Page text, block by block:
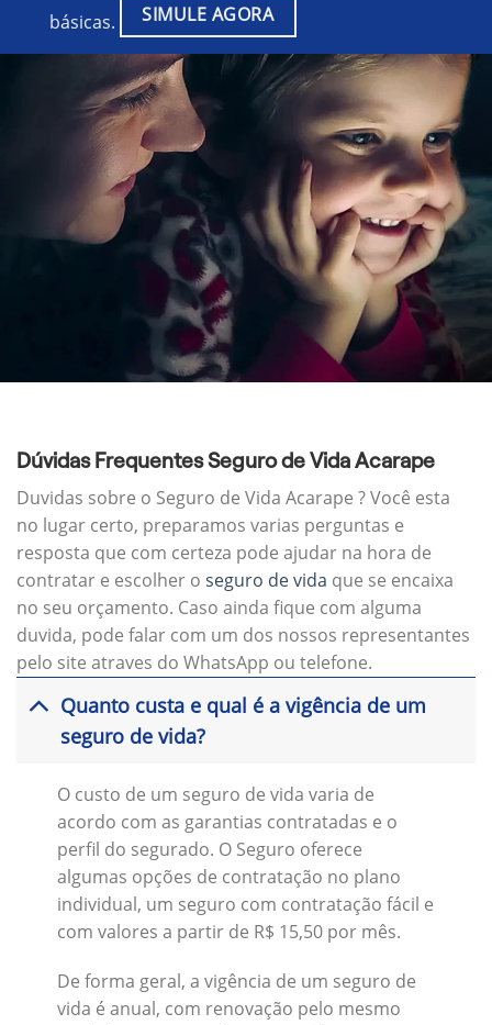
básicas.
SIMULE AGORA
Dúvidas Frequentes Seguro de Vida Acarape
Duvidas sobre o Seguro de Vida Acarape ? Você esta
no lugar certo, preparamos varias perguntas e
resposta que com certeza pode ajudar na hora de
contratar e escolher o seguro de vida que se encaixa
no seu orçamento. Caso ainda fique com alguma
duvida, pode falar com um dos nossos representantes
pelo site atraves do WhatsApp ou telefone.
Quanto custa e qual é a vigência de um
seguro de vida?
O custo de um seguro de vida varia de
acordo com as garantias contratadas e o
perfil do segurado. O Seguro oferece
algumas opções de contratação no plano
individual, um seguro com contratação fácil e
com valores a partir de R$ 15,50 por mês.
De forma geral, a vigência de um seguro de
vida é anual, com renovação pelo mesmo